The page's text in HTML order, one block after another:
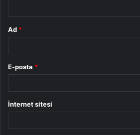
Ad *
E-posta *
İnternet sitesi